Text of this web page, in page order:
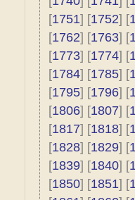
[1751] [1752] [
[1762] [1763] [
[1773] [1774] [
[1784] [1785] [
[1795] [1796] [
[1806] [1807] [
[1817] [1818] [
[1828] [1829] [
[1839] [1840] [
[1850] [1851] [